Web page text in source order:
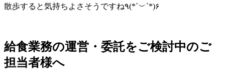
散歩すると気持ちよさそうですね٩(*´︶`*)۶
給食業務の運営・委託をご検討中のご
担当者様へ